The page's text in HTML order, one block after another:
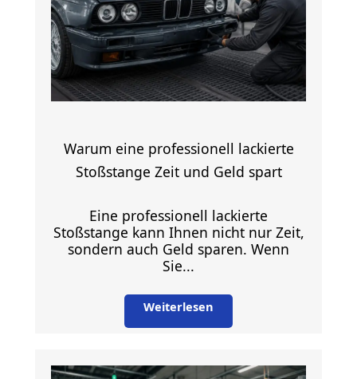
Warum eine professionell lackierte
Stoßstange Zeit und Geld spart
Eine professionell lackierte
Stoßstange kann Ihnen nicht nur Zeit,
sondern auch Geld sparen. Wenn
Sie...
Weiterlesen